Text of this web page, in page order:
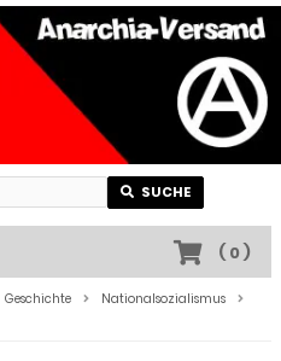
SUCHE
( 0)
Geschichte
Nationalsozialismus